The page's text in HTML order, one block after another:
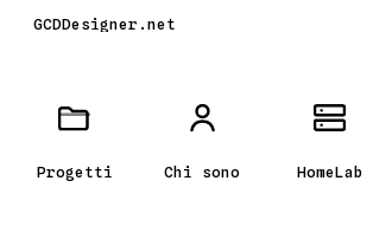
GCDDesigner.net
Progetti Chi sono HomeLab